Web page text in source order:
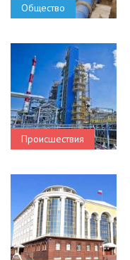
Общество
Происшествия